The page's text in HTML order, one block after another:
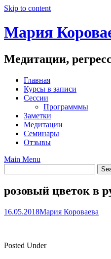
Skip to content
Мария
Медитации,
Главная
Курсы в записи
Сессии
Программмы
Заметки
Медитации
Семинары
Отзывы
Main Menu
розовый цветок в
16.05.2018Мария Короваева
Posted Under